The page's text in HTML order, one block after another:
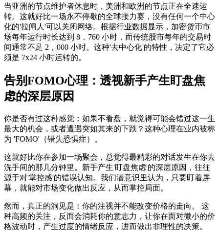
当亚洲的节点维护者休息时，美洲和欧洲的节点正在全速运
转。这就好比一场永不停歇的全球接力赛，没有任何一个中心
化的'拉闸人'可以关闭网络。根据行业数据显示，加密货币市
场每年运行时长达到 8，760 小时，而传统股市每年的交易时
间通常不足 2，000 小时。这种'去中心化'的特性，决定了它必
须是 7x24 小时运转的。
告别FOMO心理：透视新手产生盯盘焦
虑的深层原因
你是否有过这种感觉：如果不看盘，就觉得可能会错过这一生
最大的机会，或者遭遇突如其来的下跌？这种心理在业内被称
为 'FOMO'（错失恐惧症）。
这就好比你在参加一场聚会，总觉得最精彩的对话发生在你去
洗手间的那几分钟里。新手产生'盯盘焦虑'的深层原因，往往
源于对'掌控感'的错误认知。我们潜意识里认为，只要盯着屏
幕，就能对市场变化做出反应，从而掌控局面。
然而，真正的洞见是： 你的注视并不能改变价格的走向。
这
种高频的关注，反而会消耗你的意志力，让你在面对微小的价
格波动时，产生过度的情绪反应，进而做出非理性的决策。